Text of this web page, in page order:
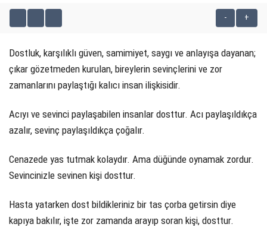
WhatsApp İhbar Hattı
Facebook
Instagram
Youtube
KÜLTÜR SANAT
SERVISLER
- +
Dostluk, karşılıklı güven, samimiyet, saygı ve anlayışa dayanan;
çıkar gözetmeden kurulan, bireylerin sevinçlerini ve zor
zamanlarını paylaştığı kalıcı insan ilişkisidir.
Acıyı ve sevinci paylaşabilen insanlar dosttur. Acı paylaşıldıkça
azalır, sevinç paylaşıldıkça çoğalır.
Cenazede yas tutmak kolaydır. Ama düğünde oynamak zordur.
Sevincinizle sevinen kişi dosttur.
Hasta yatarken dost bildikleriniz bir tas çorba getirsin diye
kapıya bakılır, işte zor zamanda arayıp soran kişi, dosttur.